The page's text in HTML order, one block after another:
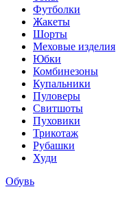
Футболки
Жакеты
Шорты
Меховые изделия
Юбки
Комбинезоны
Купальники
Пуловеры
Свитшоты
Пуховики
Трикотаж
Рубашки
Худи
Обувь